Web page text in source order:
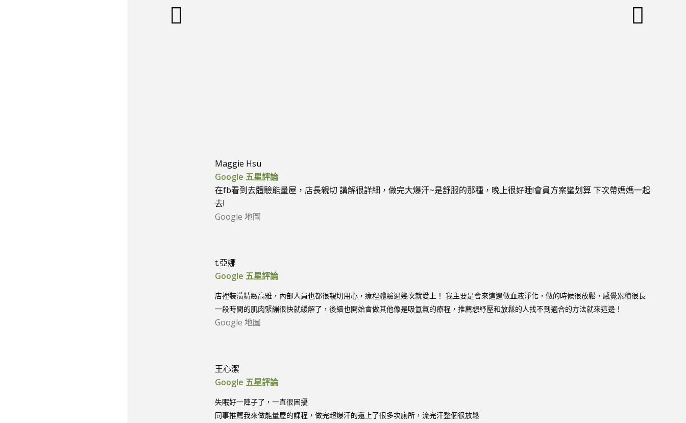
Maggie Hsu
Google 五星評論
在fb看到去體驗能量屋，店長親切 講解很詳細，做完大爆汗~是舒服的那種，晚上很好睡!會員方案蠻划算 下次帶媽媽一起
去!
Google 地圖
t.亞娜
Google 五星評論
店裡裝潢精緻高雅，內部人員也都很親切用心，療程體驗過幾次就愛上！ 我主要是會來這邊做血液淨化，做的時候很放鬆，感覺累積很長
一段時間的肌肉緊繃很快就緩解了，後續也開始會做其他像是吸氫氣的療程，推薦想紓壓和放鬆的人找不到適合的方法就來這邊！
Google 地圖
王心潔
Google 五星評論
失眠好一陣子了，一直很困擾
同事推薦我來做能量屋的課程，做完超爆汗的還上了很多次廁所，流完汗整個很放鬆